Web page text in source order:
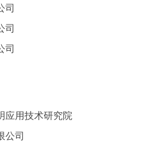
司
司
司
应用技术研究院
公司